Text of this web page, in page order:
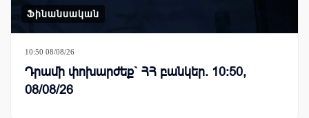
Ֆինանսական
10:50 08/08/26
Դրամի փոխարժեք` ՀՀ բանկեր. 10:50,
08/08/26